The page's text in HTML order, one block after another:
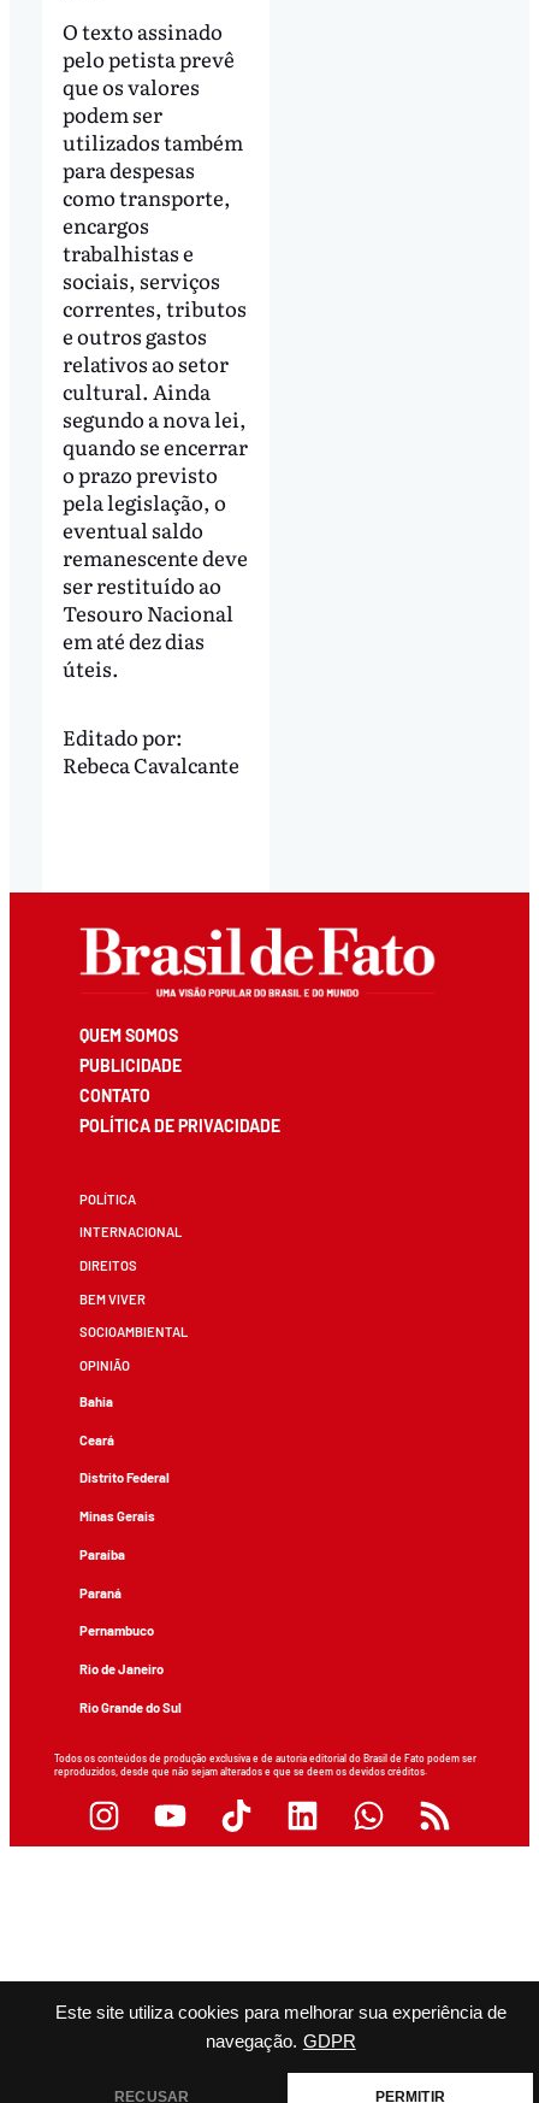
Este site utiliza cookies para melhorar sua experiência de
navegação. GDPR
RECUSAR PERMITIR
O texto assinado
pelo petista prevê
que os valores
podem ser
utilizados também
para despesas
como transporte,
encargos
trabalhistas e
sociais, serviços
correntes, tributos
e outros gastos
relativos ao setor
cultural. Ainda
segundo a nova lei,
quando se encerrar
o prazo previsto
pela legislação, o
eventual saldo
remanescente deve
ser restituído ao
Tesouro Nacional
em até dez dias
úteis.
Editado por:
Rebeca Cavalcante
QUEM SOMOS
PUBLICIDADE
CONTATO
POLÍTICA DE PRIVACIDADE
POLÍTICA
INTERNACIONAL
DIREITOS
BEM VIVER
SOCIOAMBIENTAL
OPINIÃO
Bahia
Ceará
Distrito Federal
Minas Gerais
Paraíba
Paraná
Pernambuco
Rio de Janeiro
Rio Grande do Sul
Todos os conteúdos de produção exclusiva e de autoria editorial do Brasil de Fato podem ser
reproduzidos, desde que não sejam alterados e que se deem os devidos créditos.